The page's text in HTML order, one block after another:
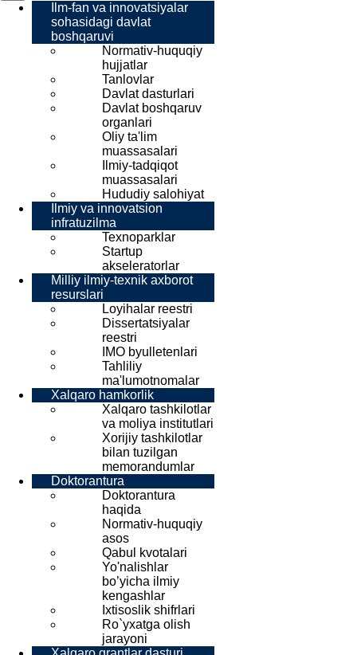
Ilm-fan va innovatsiyalar
sohasidagi davlat
boshqaruvi
Normativ-huquqiy
hujjatlar
Tanlovlar
Davlat dasturlari
Davlat boshqaruv
organlari
Oliy ta'lim
muassasalari
Ilmiy-tadqiqot
muassasalari
Hududiy salohiyat
Ilmiy va innovatsion
infratuzilma
Texnoparklar
Startup
akseleratorlar
Milliy ilmiy-texnik axborot
resurslari
Loyihalar reestri
Dissertatsiyalar
reestri
IMO byulletenlari
Tahliliy
ma'lumotnomalar
Xalqaro hamkorlik
Xalqaro tashkilotlar
va moliya institutlari
Xorijiy tashkilotlar
bilan tuzilgan
memorandumlar
Doktorantura
Doktorantura
haqida
Normativ-huquqiy
asos
Qabul kvotalari
Yo'nalishlar
bo’yicha ilmiy
kengashlar
Ixtisoslik shifrlari
Ro`yxatga olish
jarayoni